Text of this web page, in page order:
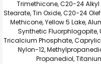
Trimethicone, C20-24
Stearate, Tin Oxide, C20-24
Methicone, Yellow 5 Lake,
Synthetic
Tricalcium Phosphate,
Nylon-12,
Propanediol,